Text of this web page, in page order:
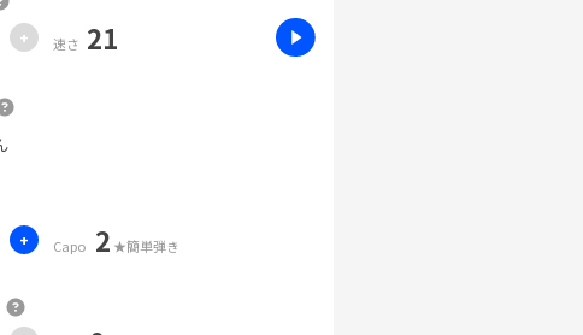
+ 速さ 21
+ Capo 2 ★簡単弾き